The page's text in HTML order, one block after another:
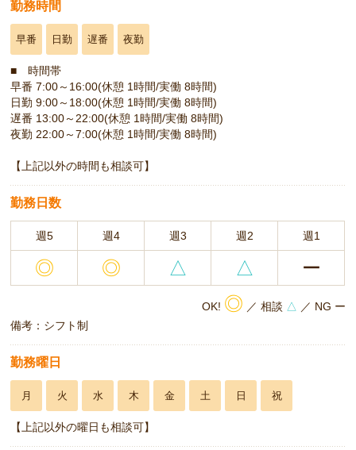
勤務時間
早番 日勤 遅番 夜勤
■ 時間帯
早番 7:00～16:00(休憩 1時間/実働 8時間)
日勤 9:00～18:00(休憩 1時間/実働 8時間)
遅番 13:00～22:00(休憩 1時間/実働 8時間)
夜勤 22:00～7:00(休憩 1時間/実働 8時間)
【上記以外の時間も相談可】
勤務日数
週5 週4 週3 週2 週1
◎ ◎ △ △ ー
OK! ◎ ／ 相談 △ ／ NG ー
備考：シフト制
勤務曜日
月 火 水 木 金 土 日 祝
【上記以外の曜日も相談可】